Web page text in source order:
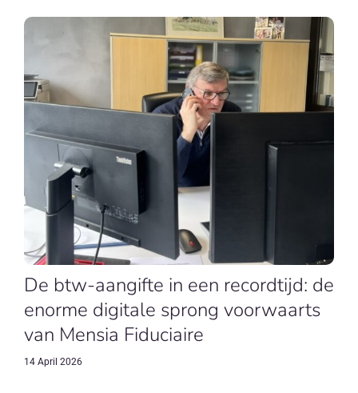
De btw-aangifte in een recordtijd: de
enorme digitale sprong voorwaarts
van Mensia Fiduciaire
14 April 2026